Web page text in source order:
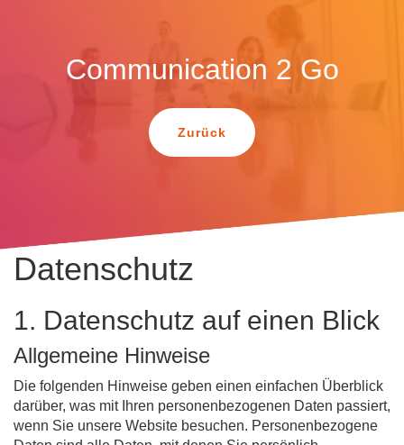
Communication 2 Go
Zurück
Datenschutz
1. Datenschutz auf einen Blick
Allgemeine Hinweise
Die folgenden Hinweise geben einen einfachen Überblick
darüber, was mit Ihren personenbezogenen Daten passiert,
wenn Sie unsere Website besuchen. Personenbezogene